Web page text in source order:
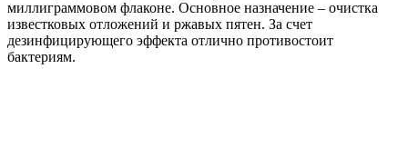
миллиграммовом флаконе. Основное назначение – очистка
известковых отложений и ржавых пятен. За счет
дезинфицирующего эффекта отлично противостоит
бактериям.